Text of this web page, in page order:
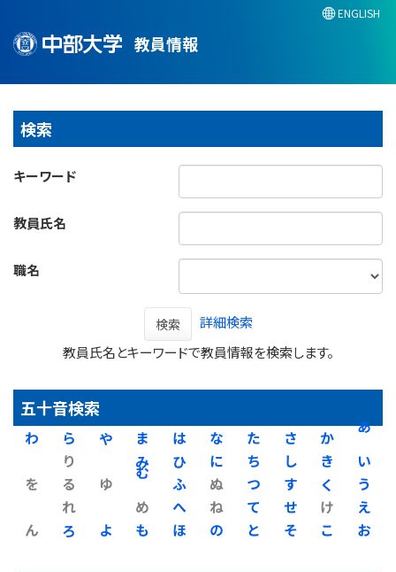
教員情報
ENGLISH
検索
キーワード
教員氏名
職名
検索
詳細検索
教員氏名とキーワードで教員情報を検索します。
五十音検索
あ
い
う
え
お
か
き
く
け
こ
さ
し
す
せ
そ
た
ち
つ
て
と
な
に
ぬ
ね
の
は
ひ
ふ
へ
ほ
ま
み
む
め
も
や
ゆ
よ
ら
り
る
れ
ろ
わ
を
ん